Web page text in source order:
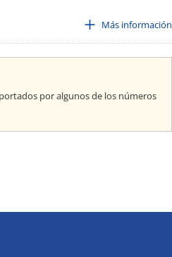
Más información
por algunos de los números